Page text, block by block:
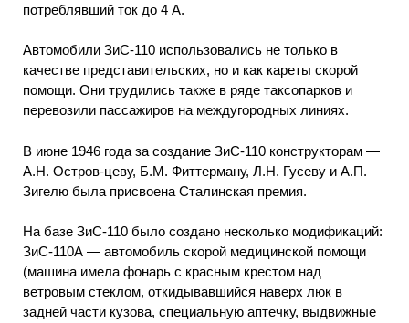
потреблявший ток до 4 А.
Автомобили ЗиС-110 использовались не только в
качестве представительских, но и как кареты скорой
помощи. Они трудились также в ряде таксопарков и
перевозили пассажиров на междугородных линиях.
В июне 1946 года за создание ЗиС-110 конструкторам —
А.Н. Остров-цеву, Б.М. Фиттерману, Л.Н. Гусеву и А.П.
Зигелю была присвоена Сталинская премия.
На базе ЗиС-110 было создано несколько модификаций:
ЗиС-110А — автомобиль скорой медицинской помощи
(машина имела фонарь с красным крестом над
ветровым стеклом, откидывавшийся наверх люк в
задней части кузова, специальную аптечку, выдвижные